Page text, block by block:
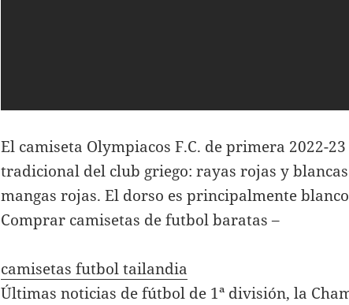
El camiseta Olympiacos F.C. de primera 2022-
tradicional del club griego: rayas rojas y
mangas rojas. El dorso es principalmente
Comprar camisetas de futbol baratas –
camisetas futbol tailandia
Últimas noticias de fútbol de 1ª división, la